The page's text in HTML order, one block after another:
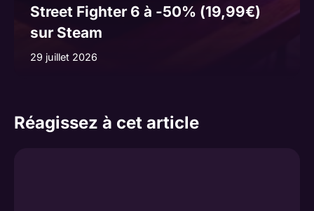
Street Fighter 6 à -50% (19,99€)
sur Steam
29 juillet 2026
Réagissez à cet article